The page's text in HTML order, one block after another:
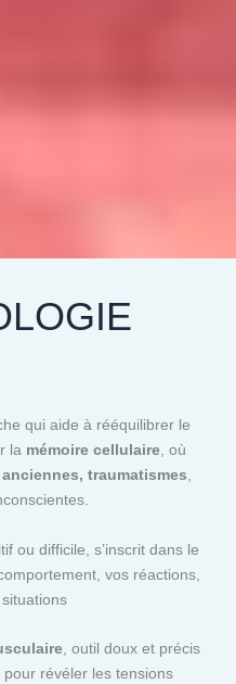
qui aide à rééquilibrer le
la mémoire cellulaire, où
traumatismes,
ou difficile, s’inscrit dans le
vos réactions,
, outil doux et précis
révéler les tensions